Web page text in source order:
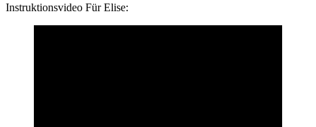
Instruktionsvideo Für Elise: